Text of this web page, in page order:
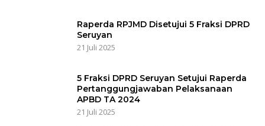
Raperda RPJMD Disetujui 5 Fraksi DPRD
Seruyan
21 Juli 2025
5 Fraksi DPRD Seruyan Setujui Raperda
Pertanggungjawaban Pelaksanaan
APBD TA 2024
21 Juli 2025